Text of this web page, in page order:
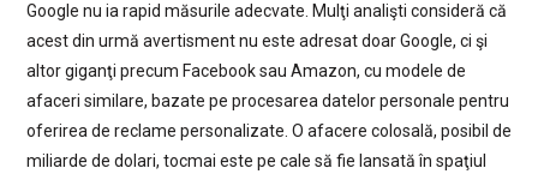
Google nu ia rapid măsurile adecvate. Mulţi analişti consideră că
acest din urmă avertisment nu este adresat doar Google, ci şi
altor giganţi precum Facebook sau Amazon, cu modele de
afaceri similare, bazate pe procesarea datelor personale pentru
oferirea de reclame personalizate. O afacere colosală, posibil de
miliarde de dolari, tocmai este pe cale să fie lansată în spaţiul